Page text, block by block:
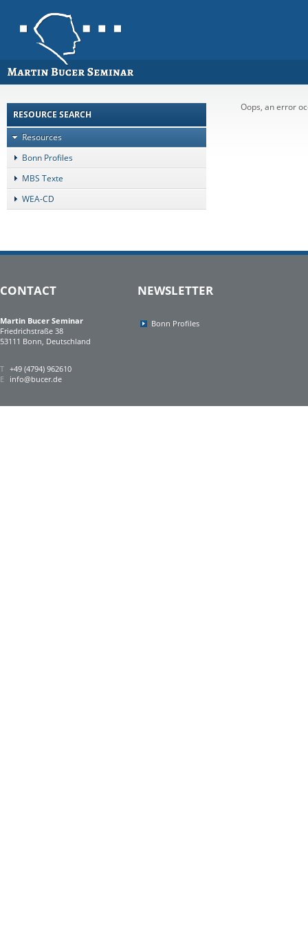
RESOURCE SEARCH
Resources
Bonn Profiles
MBS Texte
WEA-CD
Oops, an error
CONTACT
Martin Bucer Seminar
Friedrichstraße 38
53111 Bonn, Deutschland
T +49 (4794) 962610
E info@bucer.de
NEWSLETTER
Bonn Profiles